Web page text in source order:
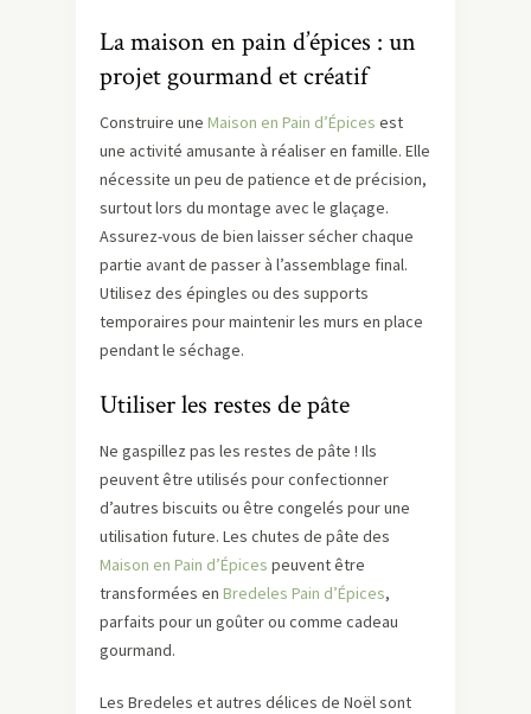
La maison en pain d’épices : un
projet gourmand et créatif
Construire une Maison en Pain d’Épices est
une activité amusante à réaliser en famille. Elle
nécessite un peu de patience et de précision,
surtout lors du montage avec le glaçage.
Assurez-vous de bien laisser sécher chaque
partie avant de passer à l’assemblage final.
Utilisez des épingles ou des supports
temporaires pour maintenir les murs en place
pendant le séchage.
Utiliser les restes de pâte
Ne gaspillez pas les restes de pâte ! Ils
peuvent être utilisés pour confectionner
d’autres biscuits ou être congelés pour une
utilisation future. Les chutes de pâte des
Maison en Pain d’Épices peuvent être
transformées en Bredeles Pain d’Épices,
parfaits pour un goûter ou comme cadeau
gourmand.
Les Bredeles et autres délices de Noël sont